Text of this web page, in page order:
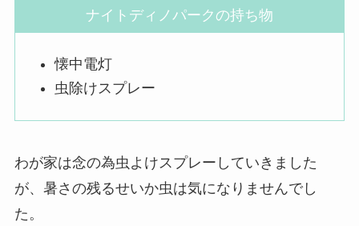
ナイトディノパークの持ち物
懐中電灯
虫除けスプレー
わが家は念の為虫よけスプレーしていきました
が、暑さの残るせいか虫は気になりませんでし
た。